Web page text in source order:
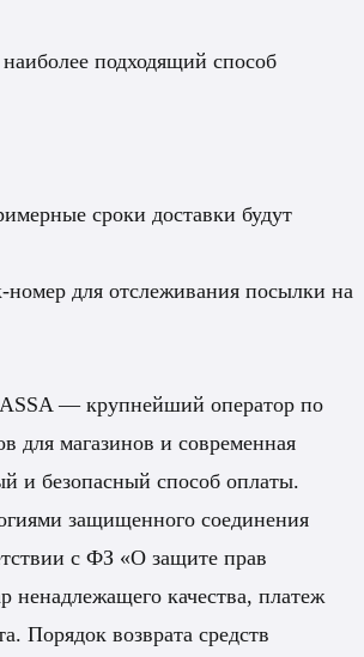
подходящий способ
сроки доставки будут
для отслеживания посылки на
— крупнейший оператор по
для магазинов и современная
и безопасный способ оплаты.
защищенного соединения
с ФЗ «О защите прав
ненадлежащего качества, платеж
Порядок возврата средств